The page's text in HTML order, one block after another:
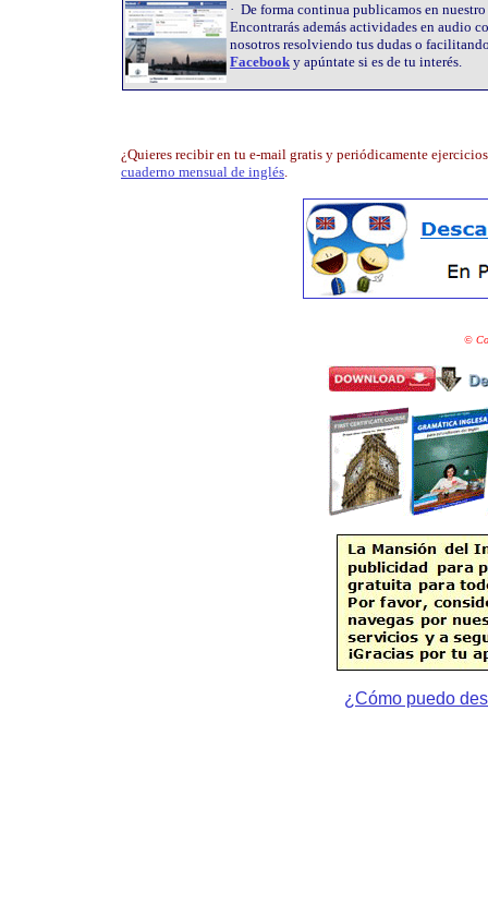
· De forma continua publicamos en
Encontrarás además actividades en audio
nosotros resolviendo tus dudas o
Facebook y apúntate si es de tu interés.
¿Quieres recibir en tu e-mail gratis y periódicamente
cuaderno mensual de inglés.
©
¿Cómo puedo